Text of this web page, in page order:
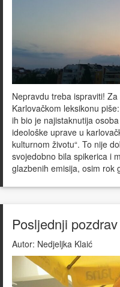
Nepravdu treba ispraviti!
Karlovačkom leksikonu
ih bio je najistaknutija
ideološke uprave u
kulturnom životu“. To nije
svojedobno bila spikerica i
glazbenih emisija, osim rok
Posljednji
Autor: Nedjeljka Klaić